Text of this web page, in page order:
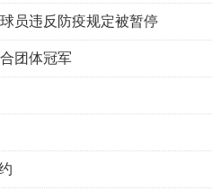
员违反防疫规定被暂停
团体冠军